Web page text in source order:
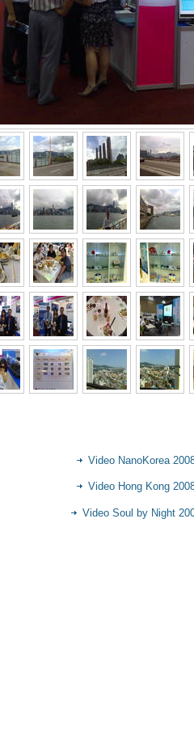
Video NanoKorea
Video Hong Kong
Video Soul by Night